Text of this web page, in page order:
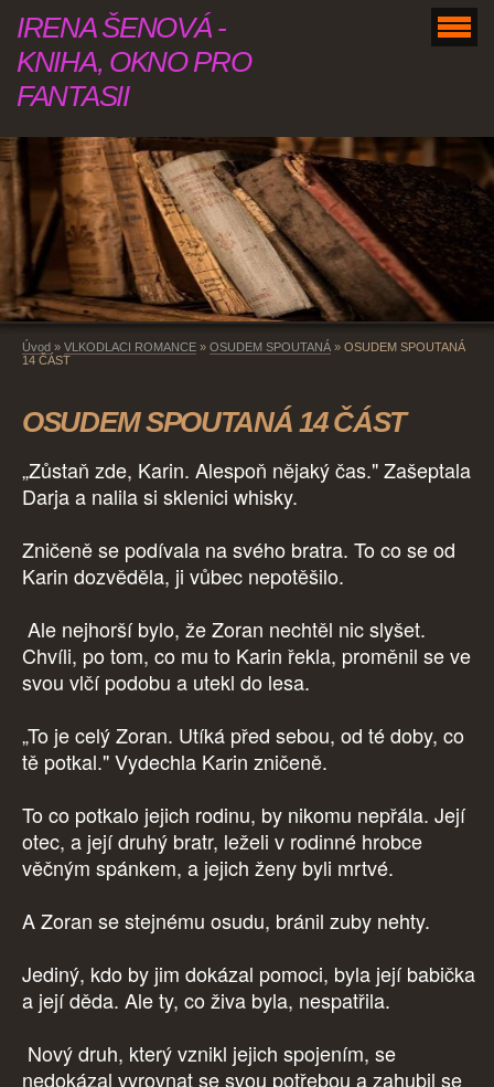
IRENA ŠENOVÁ -
KNIHA, OKNO PRO
FANTASII
Úvod » VLKODLACI ROMANCE » OSUDEM SPOUTANÁ » OSUDEM SPOUTANÁ
14 ČÁST
OSUDEM SPOUTANÁ 14 ČÁST
„Zůstaň zde, Karin. Alespoň nějaký čas." Zašeptala
Darja a nalila si sklenici whisky.
Zničeně se podívala na svého bratra. To co se od
Karin dozvěděla, ji vůbec nepotěšilo.
Ale nejhorší bylo, že Zoran nechtěl nic slyšet.
Chvíli, po tom, co mu to Karin řekla, proměnil se ve
svou vlčí podobu a utekl do lesa.
„To je celý Zoran. Utíká před sebou, od té doby, co
tě potkal." Vydechla Karin zničeně.
To co potkalo jejich rodinu, by nikomu nepřála. Její
otec, a její druhý bratr, leželi v rodinné hrobce
věčným spánkem, a jejich ženy byli mrtvé.
A Zoran se stejnému osudu, bránil zuby nehty.
Jediný, kdo by jim dokázal pomoci, byla její babička
a její děda. Ale ty, co živa byla, nespatřila.
Nový druh, který vznikl jejich spojením, se
nedokázal vyrovnat se svou potřebou a zahubil se